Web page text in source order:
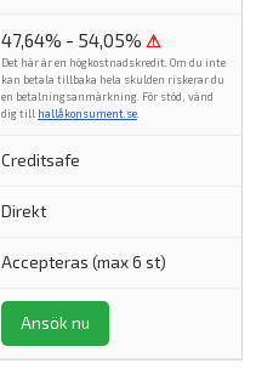
47,64% - 54,05% ⚠
Det här är en högkostnadskredit. Om du inte
kan betala tillbaka hela skulden riskerar du
en betalningsanmärkning. För stöd, vänd
dig till hallåkonsument.se
Creditsafe
Direkt
Accepteras (max 6 st)
Ansök nu